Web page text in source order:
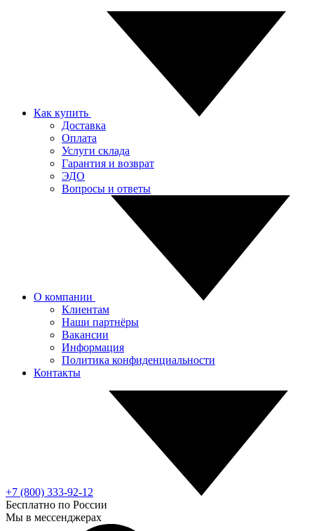
Как купить
Доставка
Оплата
Услуги склада
Гарантия и возврат
ЭДО
Вопросы и ответы
О компании
Клиентам
Наши партнёры
Вакансии
Информация
Политика конфиденциальности
Контакты
+7 (800) 333-92-12
Бесплатно по России
Мы в мессенджерах